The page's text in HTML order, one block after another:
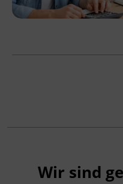
Wir sind